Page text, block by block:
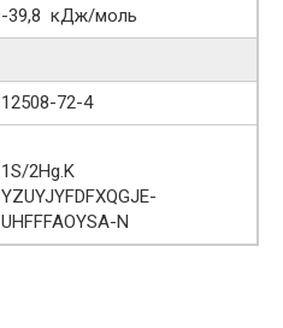
-39,8 кДж/моль
12508-72-4
1S/2Hg.K
YZUYJYFDFXQGJE-
UHFFFAOYSA-N